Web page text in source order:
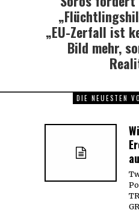
„EU-Zerfall ist
Bild mehr,
DIE NEUESTEN